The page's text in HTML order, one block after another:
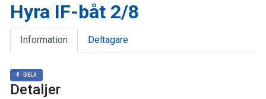
Hyra IF-båt 2/8
Information Deltagare
DELA
Detaljer